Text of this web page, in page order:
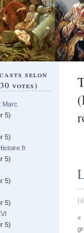
selon
votes)
Marc
5)
5)
5)
5)
5)
5)
«